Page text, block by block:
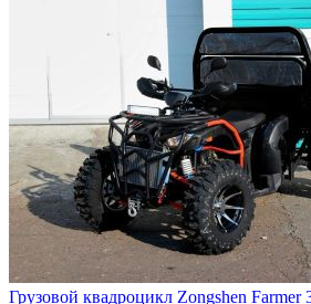
Грузовой квадроцикл Zongshen Farmer